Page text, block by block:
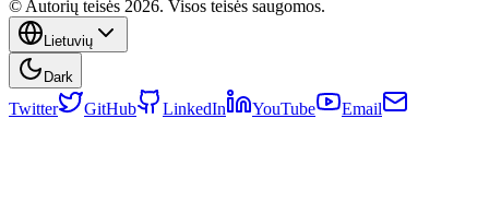
© Autorių teisės 2026. Visos teisės saugomos.
Lietuvių
Dark
Twitter GitHub LinkedIn YouTube Email